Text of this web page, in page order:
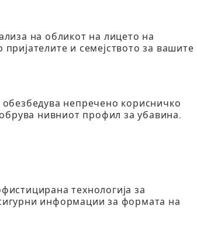
на обликот на лицето на
и семејството за вашите
непречено корисничко
нивниот профил за убавина.
технологија за
информации за формата на